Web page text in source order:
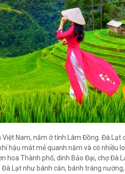
Nam, nằm ở tỉnh Lâm Đồng. Đà Lạt
hậu mát mẻ quanh năm và có nhiều
hoa Thành phố, dinh Bảo Đại, chợ Đà
Lạt như bánh căn, bánh tráng